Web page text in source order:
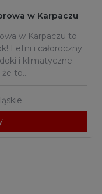
w Karpaczu
w Karpaczu to
Letni i całoroczny
i klimatyczne
że to…